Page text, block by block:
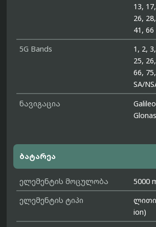
13,
26,
41, 66
5G Bands
1, 2,
25,
66,
SA/
ნავიგაცია
ბატარეა
ელემენტის მოცულობა
5000
ელემენტის ტიპი
ion)